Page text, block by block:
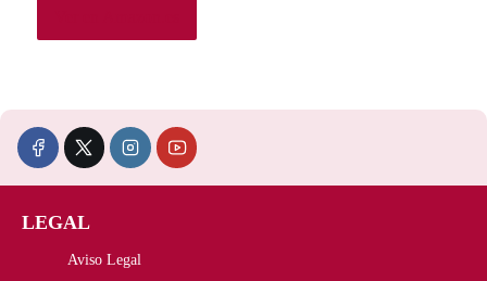
LEGAL
Aviso Legal